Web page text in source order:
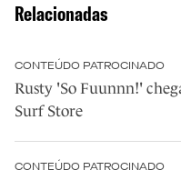
Relacionadas
CONTEÚDO PATROCINADO
Rusty 'So Fuunnn!'
Surf Store
CONTEÚDO PATROCINADO